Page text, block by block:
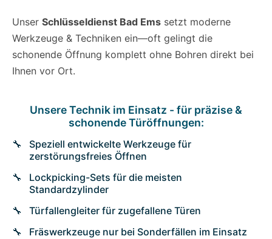
Unser Schlüsseldienst Bad Ems setzt moderne
Werkzeuge & Techniken ein—oft gelingt die
schonende Öffnung komplett ohne Bohren direkt bei
Ihnen vor Ort.
Unsere Technik im Einsatz - für präzise &
schonende Türöffnungen:
Speziell entwickelte Werkzeuge für
zerstörungsfreies Öffnen
Lockpicking-Sets für die meisten
Standardzylinder
Türfallengleiter für zugefallene Türen
Fräswerkzeuge nur bei Sonderfällen im Einsatz